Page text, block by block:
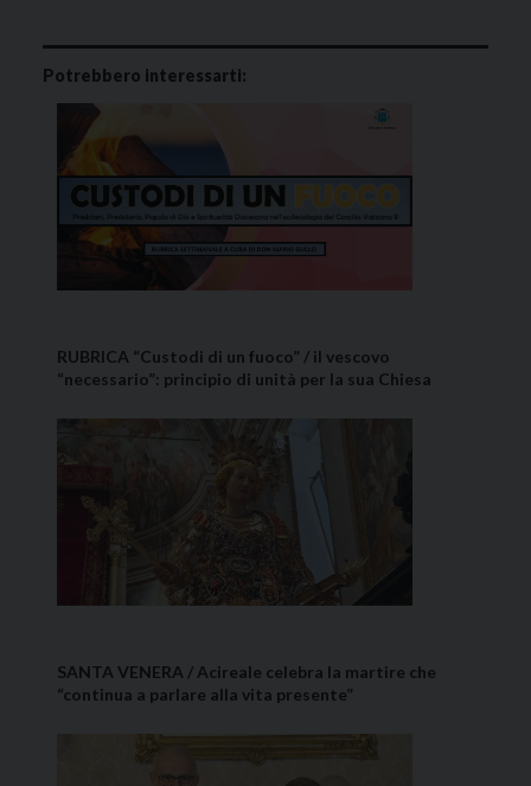
Potrebbero interessarti:
RUBRICA “Custodi di un fuoco” / il vescovo
“necessario”: principio di unità per la sua Chiesa
SANTA VENERA / Acireale celebra la martire che
“continua a parlare alla vita presente”